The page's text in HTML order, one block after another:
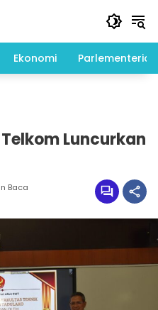
Ekonomi Parlementeria
Luncurkan
Baca